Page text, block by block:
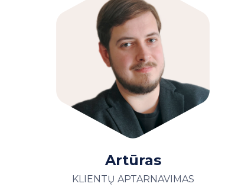
Artūras
KLIENTŲ APTARNAVIMAS